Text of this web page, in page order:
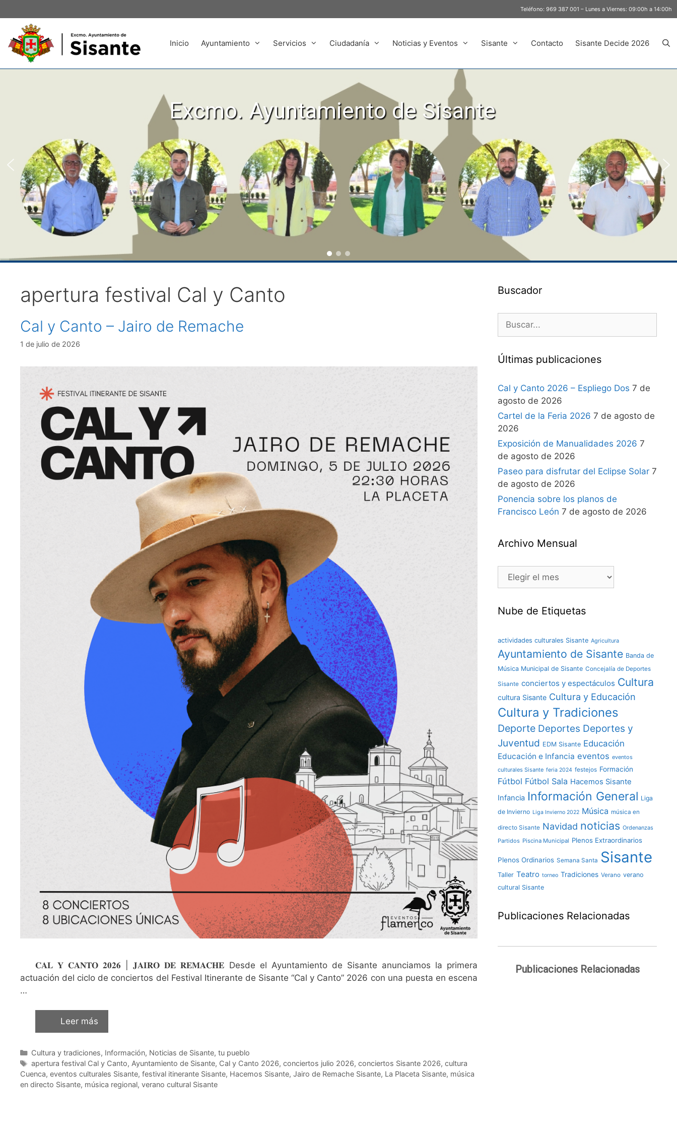
Teléfono: 969 387 001 – Lunes a Viernes: 09:00h a 14:00h
Inicio Ayuntamiento Servicios Ciudadanía Noticias y Eventos Sisante Contacto Sisante Decide 2026
Excmo. Ayuntamiento de Sisante
apertura festival Cal y Canto
Cal y Canto – Jairo de Remache
1 de julio de 2026
𝐂𝐀𝐋 𝐘 𝐂𝐀𝐍𝐓𝐎 𝟐𝟎𝟐𝟔 | 𝐉𝐀𝐈𝐑𝐎 𝐃𝐄 𝐑𝐄𝐌𝐀𝐂𝐇𝐄 Desde el Ayuntamiento de Sisante anunciamos la primera
actuación del ciclo de conciertos del Festival Itinerante de Sisante “Cal y Canto” 2026 con una puesta en escena
…
Leer más
Cultura y tradiciones, Información, Noticias de Sisante, tu pueblo
apertura festival Cal y Canto, Ayuntamiento de Sisante, Cal y Canto 2026, conciertos julio 2026, conciertos Sisante 2026, cultura
Cuenca, eventos culturales Sisante, festival itinerante Sisante, Hacemos Sisante, Jairo de Remache Sisante, La Placeta Sisante, música
en directo Sisante, música regional, verano cultural Sisante
Buscador
Últimas publicaciones
Cal y Canto 2026 – Espliego Dos 7 de
agosto de 2026
Cartel de la Feria 2026 7 de agosto de
2026
Exposición de Manualidades 2026 7
de agosto de 2026
Paseo para disfrutar del Eclipse Solar 7
de agosto de 2026
Ponencia sobre los planos de
Francisco León 7 de agosto de 2026
Archivo Mensual
Nube de Etiquetas
actividades culturales Sisante Agricultura
Ayuntamiento de Sisante Banda de
Música Municipal de Sisante Concejalía de Deportes
Sisante conciertos y espectáculos Cultura
cultura Sisante Cultura y Educación
Cultura y Tradiciones
Deporte Deportes Deportes y
Juventud EDM Sisante Educación
Educación e Infancia eventos eventos
culturales Sisante feria 2024 festejos Formación
Fútbol Fútbol Sala Hacemos Sisante
Infancia Información General Liga
de Invierno Liga Invierno 2022 Música música en
directo Sisante Navidad noticias Ordenanzas
Partidos Piscina Municipal Plenos Extraordinarios
Plenos Ordinarios Semana Santa Sisante
Taller Teatro torneo Tradiciones Verano verano
cultural Sisante
Publicaciones Relacionadas
Publicaciones Relacionadas